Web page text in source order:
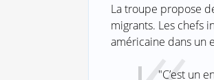
La troupe propose
migrants. Les chefs
américaine dans un
"C’est un